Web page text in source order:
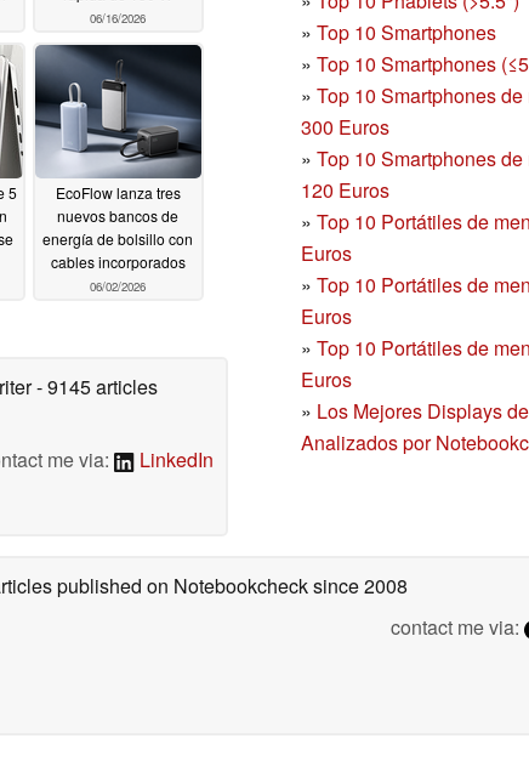
» Top 10 Smartphones
» Top 10 Smartphones
» Top 10 Smartphones
300 Euros
» Top 10 Smartphonesde
120 Euros
» Top 10 Portátiles de
Euros
» Top 10 Portátiles de
Euros
» Top 10 Portátiles de
Euros
» Los Mejores Displays
Analizados por
06/16/2026
5
EcoFlow lanza tres
nuevos bancos de
energía de bolsillo con
cables incorporados
06/02/2026
- 9145 articles
me via:
LinkedIn
published on Notebookchecksince 2008
contact me via: